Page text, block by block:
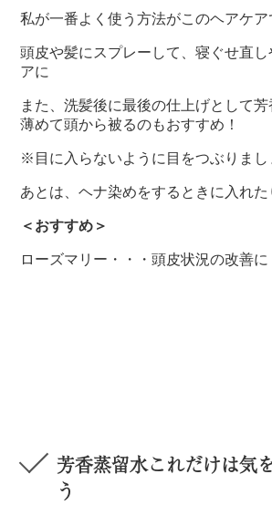
私が一番よく使う方法がこのヘアケア
頭皮や髪にスプレーして、寝ぐせ直
アに
また、洗髪後に最後の仕上げとして
薄めて頭から被るのもおすすめ！
※目に入らないように目をつぶりまし
あとは、ヘナ染めをするときに入れた
＜おすすめ＞
ローズマリー・・・頭皮状況の改善に
芳香蒸留水これだけは気
う